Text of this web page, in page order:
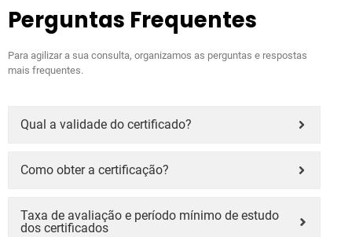
Perguntas Frequentes
Para agilizar a sua consulta, organizamos as perguntas e respostas
mais frequentes.
Qual a validade do certificado?
Como obter a certificação?
Taxa de avaliação e período mínimo de estudo
dos certificados